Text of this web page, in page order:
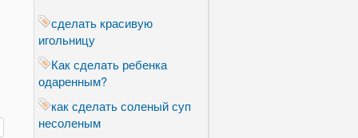
сделать красивую
игольницу
Как сделать ребенка
одаренным?
как сделать соленый суп
несоленым